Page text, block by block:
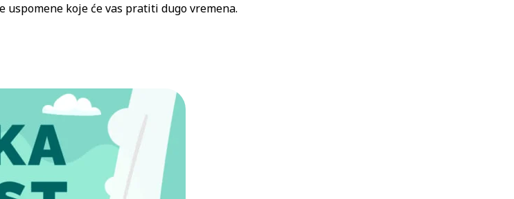
uspomene koje će vas pratiti dugo vremena.